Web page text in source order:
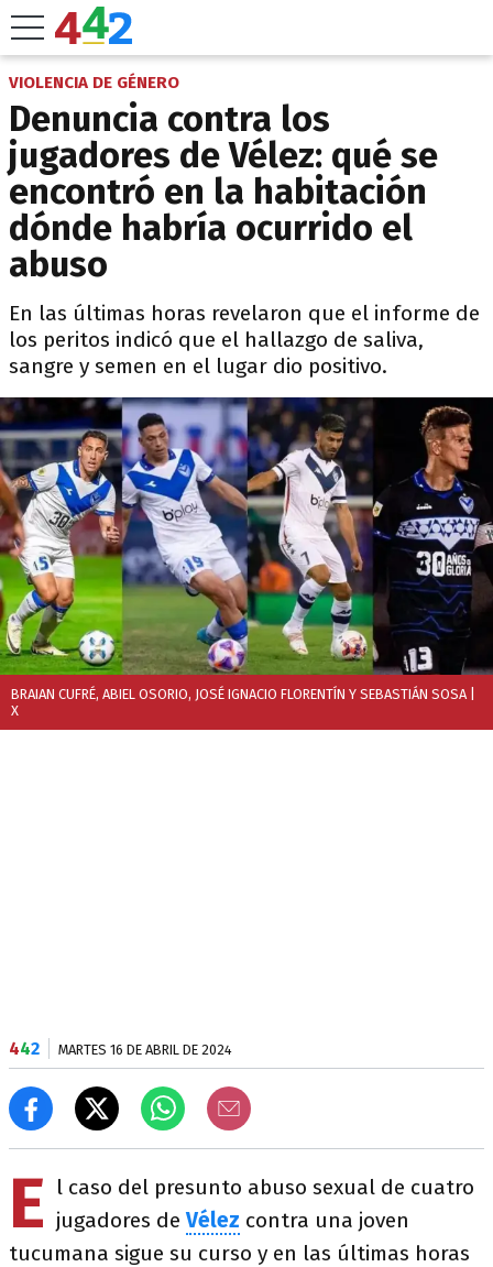
VIOLENCIA DE GÉNERO
Denuncia contra los
jugadores de Vélez: qué se
encontró en la habitación
dónde habría ocurrido el
abuso
En las últimas horas revelaron que el informe de
los peritos indicó que el hallazgo de saliva,
sangre y semen en el lugar dio positivo.
BRAIAN CUFRÉ, ABIEL OSORIO, JOSÉ IGNACIO FLORENTÍN Y SEBASTIÁN SOSA
X
442 MARTES 16 DE ABRIL DE 2024
E
l caso del presunto abuso sexual de cuatro
jugadores deVélez contra una joven
tucumana sigue su curso y en las últimas horas